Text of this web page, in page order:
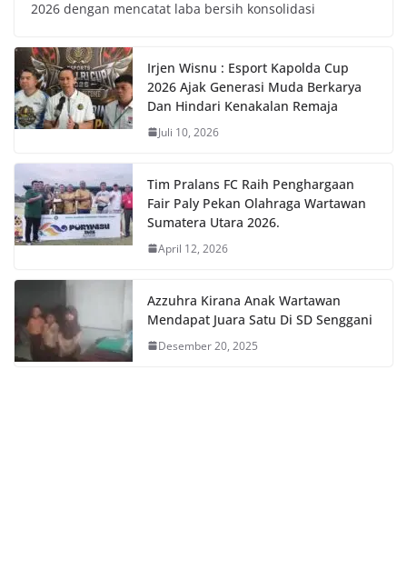
2026 dengan mencatat laba bersih konsolidasi
Irjen Wisnu : Esport Kapolda Cup
2026 Ajak Generasi Muda Berkarya
Dan Hindari Kenakalan Remaja
Juli 10, 2026
Tim Pralans FC Raih Penghargaan
Fair Paly Pekan Olahraga Wartawan
Sumatera Utara 2026.
April 12, 2026
Azzuhra Kirana Anak Wartawan
Mendapat Juara Satu Di SD Senggani
Desember 20, 2025